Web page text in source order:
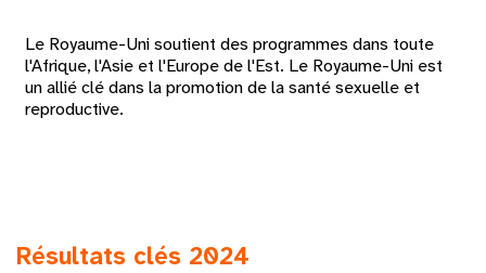
Le Royaume-Uni soutient des programmes dans toute
l'Afrique, l'Asie et l'Europe de l'Est. Le Royaume-Uni est
un allié clé dans la promotion de la santé sexuelle et
reproductive.
Résultats clés 2024